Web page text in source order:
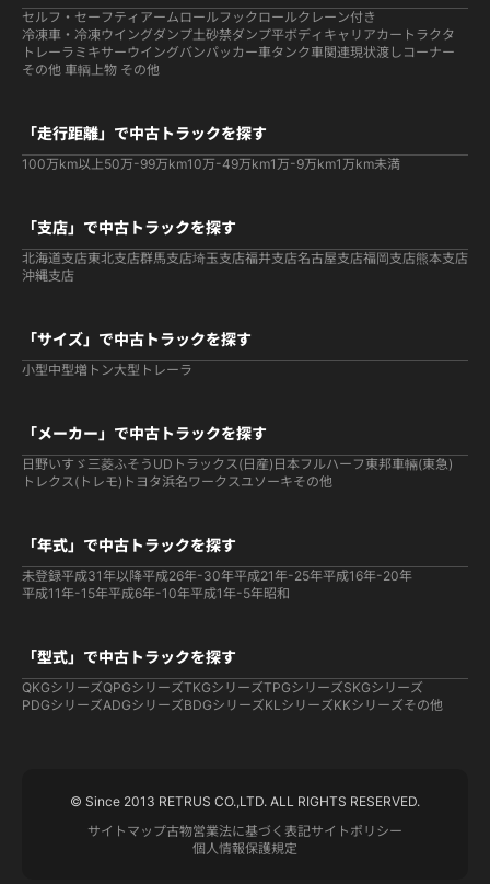
セルフ・セーフティ アームロールフックロールクレーン付き
冷凍車・冷凍ウイングダンプ土砂禁ダンプ平ボディ キャリアカー トラクタ
トレーラ ミキサーウイングバンパッカー車タンク車関連現状渡しコーナー
その他 車輌上物 その他
「走行距離」で中古トラックを探す
100万km以上50万-99万km10万-49万km1万-9万km1万km未満
「支店」で中古トラックを探す
北海道支店東北支店群馬支店埼玉支店福井支店名古屋支店福岡支店熊本支店
沖縄支店
「サイズ」で中古トラックを探す
小型中型増トン大型 トレーラ
「メーカー」で中古トラックを探す
日野いすゞ 三菱ふそう UDトラックス(日産) 日本フルハーフ 東邦車輛(東急)
トレクス(トレモ) トヨタ浜名ワークスユソーキその他
「年式」で中古トラックを探す
未登録平成31年以降平成26年-30年平成21年-25年平成16年-20年
平成11年-15年平成6年-10年平成1年-5年昭和
「型式」で中古トラックを探す
QKGシリーズQPGシリーズTKGシリーズTPGシリーズSKGシリーズ
PDGシリーズADGシリーズBDGシリーズKLシリーズKKシリーズその他
© Since 2013 RETRUS CO.,LTD. ALL RIGHTS RESERVED.
サイトマップ古物営業法に基づく表記サイトポリシー
個人情報保護規定